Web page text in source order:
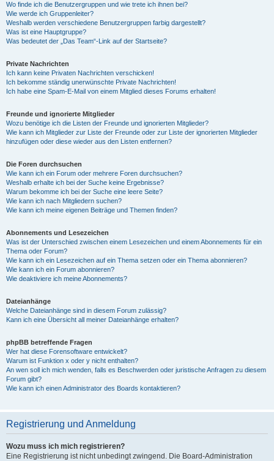
Wo finde ich die Benutzergruppen und wie trete ich ihnen bei?
Wie werde ich Gruppenleiter?
Weshalb werden verschiedene Benutzergruppen farbig dargestellt?
Was ist eine Hauptgruppe?
Was bedeutet der „Das Team“-Link auf der Startseite?
Private Nachrichten
Ich kann keine Privaten Nachrichten verschicken!
Ich bekomme ständig unerwünschte Private Nachrichten!
Ich habe eine Spam-E-Mail von einem Mitglied dieses Forums erhalten!
Freunde und ignorierte Mitglieder
Wozu benötige ich die Listen der Freunde und ignorierten Mitglieder?
Wie kann ich Mitglieder zur Liste der Freunde oder zur Liste der ignorierten Mitglieder
hinzufügen oder diese wieder aus den Listen entfernen?
Die Foren durchsuchen
Wie kann ich ein Forum oder mehrere Foren durchsuchen?
Weshalb erhalte ich bei der Suche keine Ergebnisse?
Warum bekomme ich bei der Suche eine leere Seite?
Wie kann ich nach Mitgliedern suchen?
Wie kann ich meine eigenen Beiträge und Themen finden?
Abonnements und Lesezeichen
Was ist der Unterschied zwischen einem Lesezeichen und einem Abonnements für ein
Thema oder Forum?
Wie kann ich ein Lesezeichen auf ein Thema setzen oder ein Thema abonnieren?
Wie kann ich ein Forum abonnieren?
Wie deaktiviere ich meine Abonnements?
Dateianhänge
Welche Dateianhänge sind in diesem Forum zulässig?
Kann ich eine Übersicht all meiner Dateianhänge erhalten?
phpBB betreffende Fragen
Wer hat diese Forensoftware entwickelt?
Warum ist Funktion x oder y nicht enthalten?
An wen soll ich mich wenden, falls es Beschwerden oder juristische Anfragen zu diesem
Forum gibt?
Wie kann ich einen Administrator des Boards kontaktieren?
Registrierung und Anmeldung
Wozu muss ich mich registrieren?
Eine Registrierung ist nicht unbedingt zwingend. Die Board-Administration